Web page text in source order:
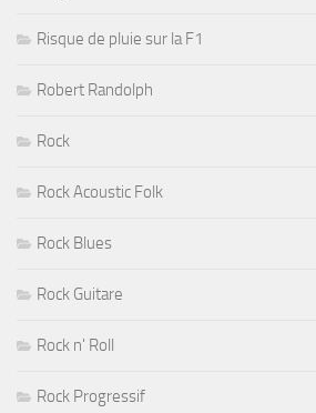
Risque de pluie sur la F1
Robert Randolph
Rock
Rock Acoustic Folk
Rock Blues
Rock Guitare
Rock n' Roll
Rock Progressif